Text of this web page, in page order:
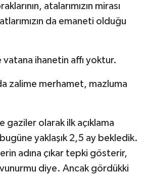
atalarımızın mirası
da emaneti olduğu
vatana ihanetin affı yoktur.
da zalime merhamet, mazluma
gaziler olarak ilk açıklama
yaklaşık 2,5 ay bekledik.
adına çıkar tepki gösterir,
diye. Ancak gördükki